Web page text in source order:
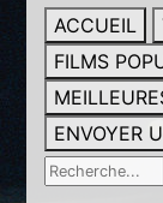
ACCUEIL
FILMS
ENVOYER